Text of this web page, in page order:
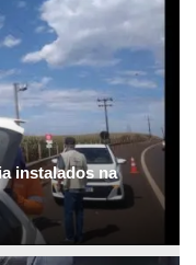
instalados na